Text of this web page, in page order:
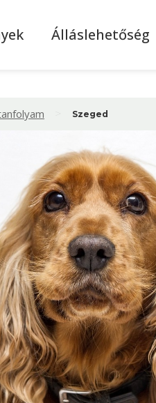
Álláslehetőség
Szeged